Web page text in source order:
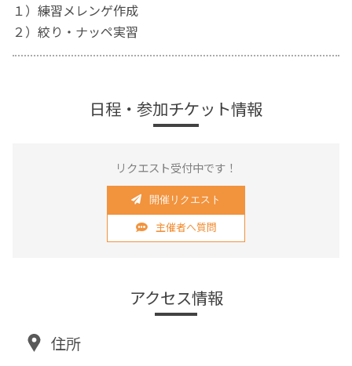
１）練習メレンゲ作成
２）絞り・ナッペ実習
日程・参加チケット情報
リクエスト受付中です！
開催リクエスト
主催者へ質問
アクセス情報
住所